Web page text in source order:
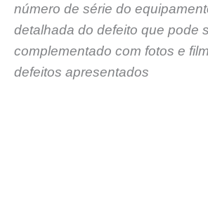
número de série do
detalhada do defeito que pode
complementado com fotos e
defeitos apresentados